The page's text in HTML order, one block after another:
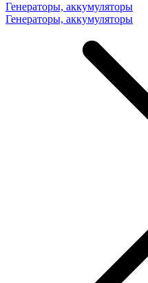
Генераторы, аккумуляторы
Генераторы, аккумуляторы